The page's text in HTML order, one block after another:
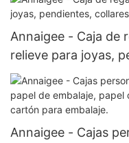
Annaigee - Caja de
relieve para joyas,
Incluye estuche.
Annaigee - Cajas